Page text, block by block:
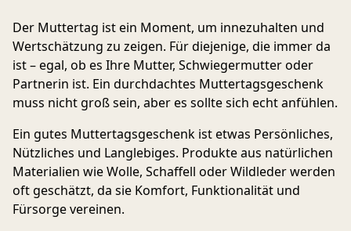
Der Muttertag ist ein Moment, um innezuhalten und
Wertschätzung zu zeigen. Für diejenige, die immer da
ist – egal, ob es Ihre Mutter, Schwiegermutter oder
Partnerin ist. Ein durchdachtes Muttertagsgeschenk
muss nicht groß sein, aber es sollte sich echt anfühlen.
Ein gutes Muttertagsgeschenk ist etwas Persönliches,
Nützliches und Langlebiges. Produkte aus natürlichen
Materialien wie Wolle, Schaffell oder Wildleder werden
oft geschätzt, da sie Komfort, Funktionalität und
Fürsorge vereinen.